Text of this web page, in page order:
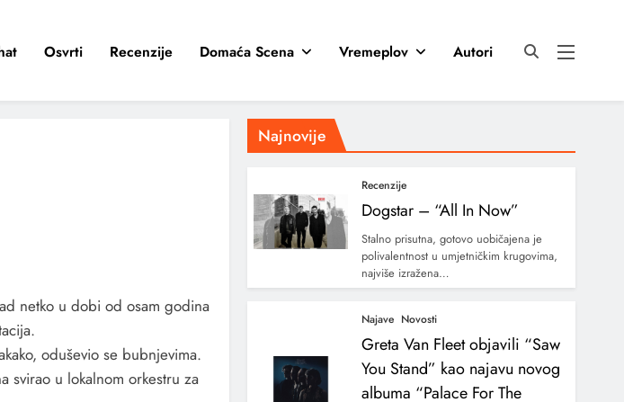
Osvrti Recenzije Domaća Scena Vremeplov Autori
netko u dobi od osam godina
oduševio se bubnjevima.
svirao u lokalnom orkestru za
Najnovije
Recenzije
Dogstar – “All In Now”
Stalno prisutna, gotovo uobičajena je
polivalentnost u umjetničkim krugovima,
najviše izražena…
Najave Novosti
Greta Van Fleet objavili “Saw
You Stand” kao najavu novog
albuma “Palace For The